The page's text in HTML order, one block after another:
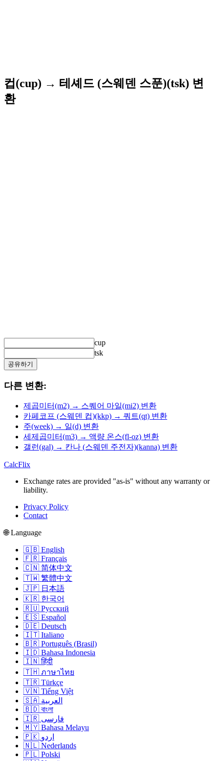
컵(cup) → 테셰드 (스웨덴 스푼)(tsk) 변
환
cup
tsk
공유하기
다른 변환:
제곱미터(m2) → 스퀘어 마일(mi2) 변환
카페코프 (스웨덴 컵)(kkp) → 쿼트(qt) 변환
주(week) → 일(d) 변환
세제곱미터(m3) → 액량 온스(fl-oz) 변환
갤런(gal) → 칸나 (스웨덴 주전자)(kanna) 변환
CalcFlix
Exchange rates are provided "as-is" without any warranty or
liability.
Privacy Policy
Contact
🌐 Language
🇬🇧 English
🇫🇷 Français
🇨🇳 简体中文
🇹🇼 繁體中文
🇯🇵 日本語
🇰🇷 한국어
🇷🇺 Русский
🇪🇸 Español
🇩🇪 Deutsch
🇮🇹 Italiano
🇧🇷 Português (Brasil)
🇮🇩 Bahasa Indonesia
🇮🇳 हिंदी
🇹🇭 ภาษาไทย
🇹🇷 Türkçe
🇻🇳 Tiếng Việt
🇸🇦 العربية
🇧🇩 বাংলা
🇮🇷 فارسی
🇲🇾 Bahasa Melayu
🇵🇰 اردو
🇳🇱 Nederlands
🇵🇱 Polski